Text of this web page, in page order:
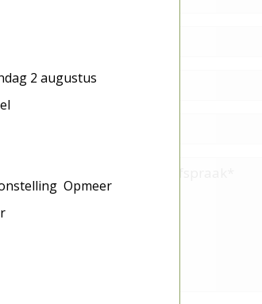
2 augustus
Opmeer